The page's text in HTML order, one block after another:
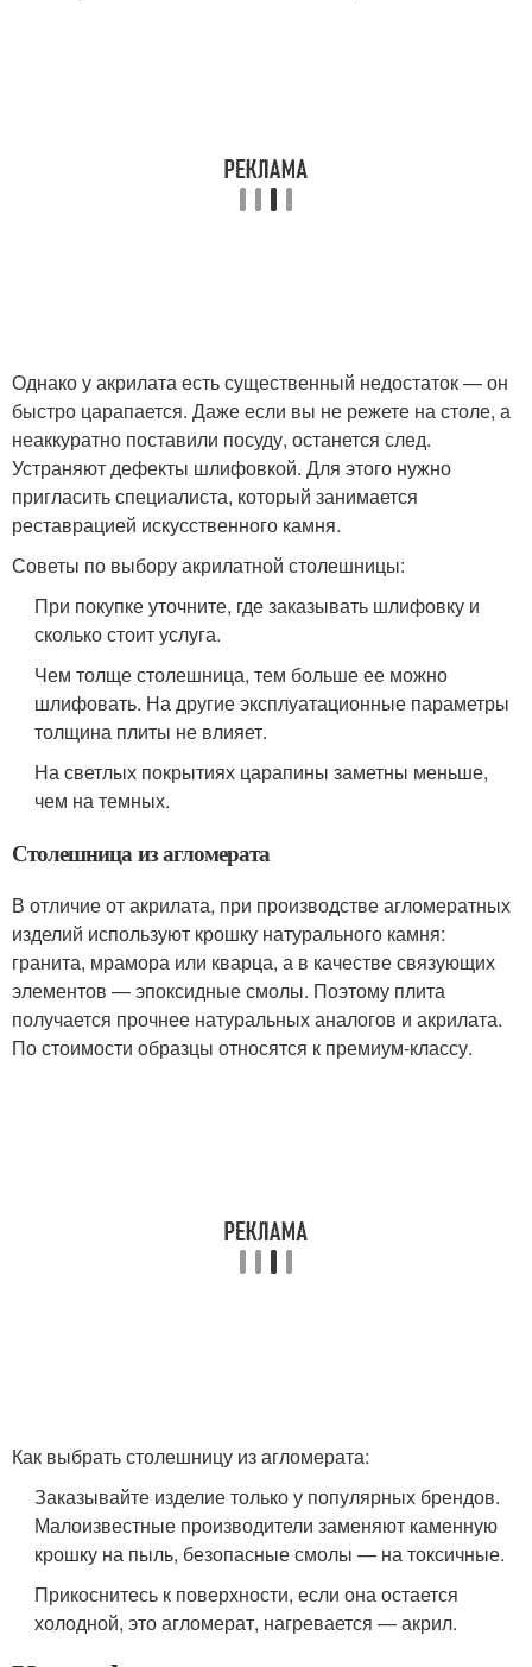
Однако у акрилата есть существенный недостаток — он
быстро царапается. Даже если вы не режете на столе, а
неаккуратно поставили посуду, останется след.
Устраняют дефекты шлифовкой. Для этого нужно
пригласить специалиста, который занимается
реставрацией искусственного камня.
Советы по выбору акрилатной столешницы:
При покупке уточните, где заказывать шлифовку и
сколько стоит услуга.
Чем толще столешница, тем больше ее можно
шлифовать. На другие эксплуатационные параметры
толщина плиты не влияет.
На светлых покрытиях царапины заметны меньше,
чем на темных.
Столешница из агломерата
В отличие от акрилата, при производстве агломератных
изделий используют крошку натурального камня:
гранита, мрамора или кварца, а в качестве связующих
элементов — эпоксидные смолы. Поэтому плита
получается прочнее натуральных аналогов и акрилата.
По стоимости образцы относятся к премиум-классу.
Как выбрать столешницу из агломерата:
Заказывайте изделие только у популярных брендов.
Малоизвестные производители заменяют каменную
крошку на пыль, безопасные смолы — на токсичные.
Прикоснитесь к поверхности, если она остается
холодной, это агломерат, нагревается — акрил.